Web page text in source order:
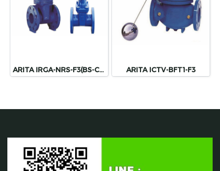
ARITA IRGA-NRS-F3(BS-CAP) ARITA ICTV-BFT1-F3